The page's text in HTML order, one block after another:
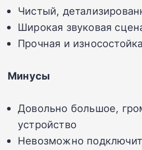
Чистый,
Широкая звуковая
Прочная и
Минусы
Довольно большое,
устройство
Невозможно